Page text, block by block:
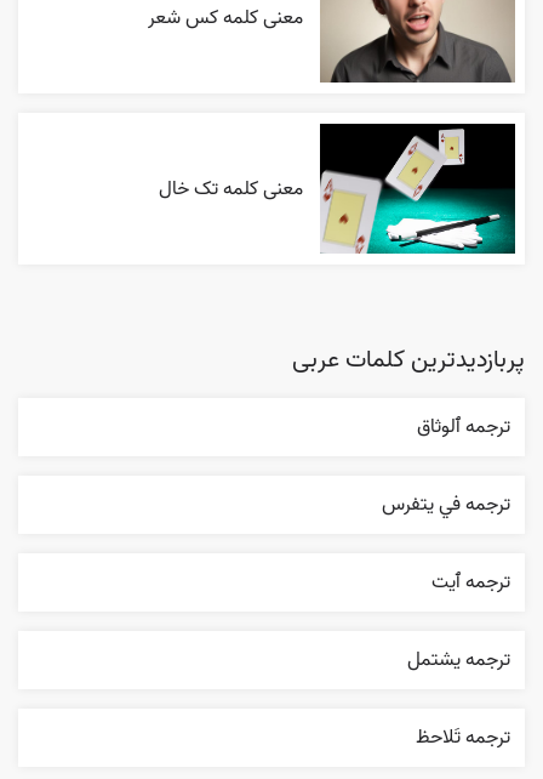
معنی کلمه کس شعر
معنی کلمه تک خال
پربازدیدترین کلمات عربی
ترجمه ٱلوثاق
ترجمه في يتفرس
ترجمه ٱیت
ترجمه يشتمل
ترجمه تَلاحظ